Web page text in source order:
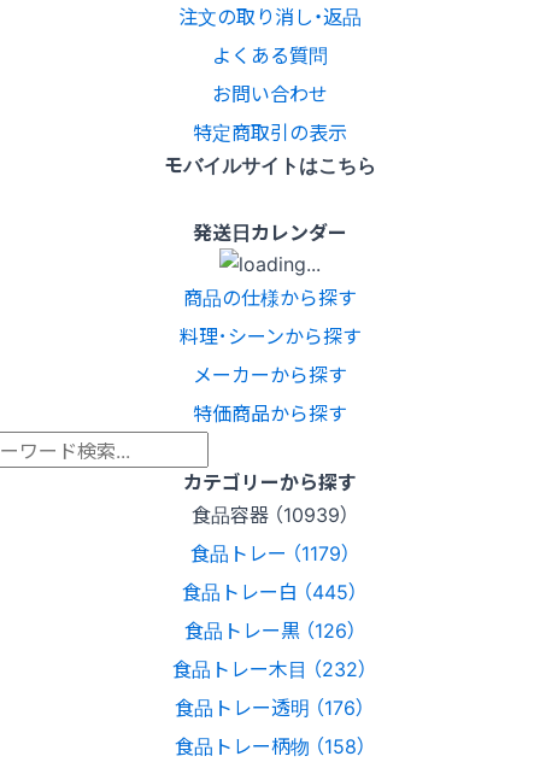
注文の取り消し・返品
よくある質問
お問い合わせ
特定商取引の表示
モバイルサイトはこちら
発送日カレンダー
商品の仕様から探す
料理･シーンから探す
メーカーから探す
特価商品から探す
カテゴリーから探す
食品容器 （10939）
食品トレー （1179）
食品トレー白 （445）
食品トレー黒 （126）
食品トレー木目 （232）
食品トレー透明 （176）
食品トレー柄物 （158）